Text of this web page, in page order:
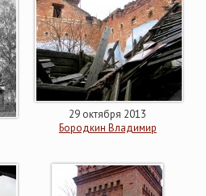
29 октября 2013
Бородкин Владимир